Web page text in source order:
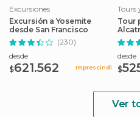
Excursiones
Excursión a Yosemite
desde San Francisco
(230)
desde
$621.562 Imprescindible
Tours
Tour
desde
$
Ver